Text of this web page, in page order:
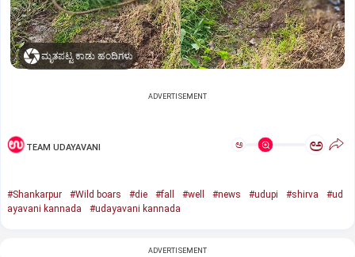
ಮೃತಪಟ್ಟ ಕಾಡು ಹಂದಿಗಳು
ADVERTISEMENT
TEAM UDAYAVANI ಅ ಅ
#Shankarpur #Wild boars #die #fall #well #news #udupi #shirva
#ud
ayavani kannada
#udayavani kannada
ADVERTISEMENT